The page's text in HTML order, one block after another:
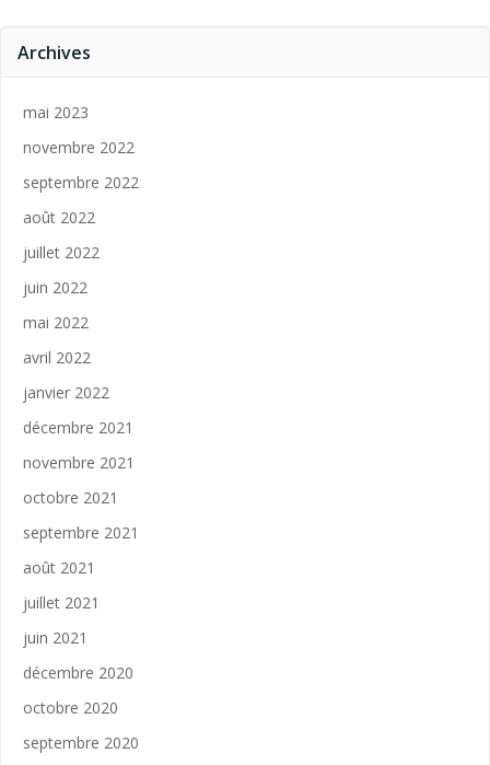
Archives
mai 2023
novembre 2022
septembre 2022
août 2022
juillet 2022
juin 2022
mai 2022
avril 2022
janvier 2022
décembre 2021
novembre 2021
octobre 2021
septembre 2021
août 2021
juillet 2021
juin 2021
décembre 2020
octobre 2020
septembre 2020